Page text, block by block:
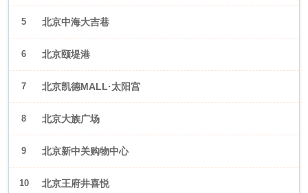
5 北京中海大吉巷
6 北京颐堤港
7 北京凯德MALL·太阳宫
8 北京大族广场
9 北京新中关购物中心
10 北京王府井喜悦